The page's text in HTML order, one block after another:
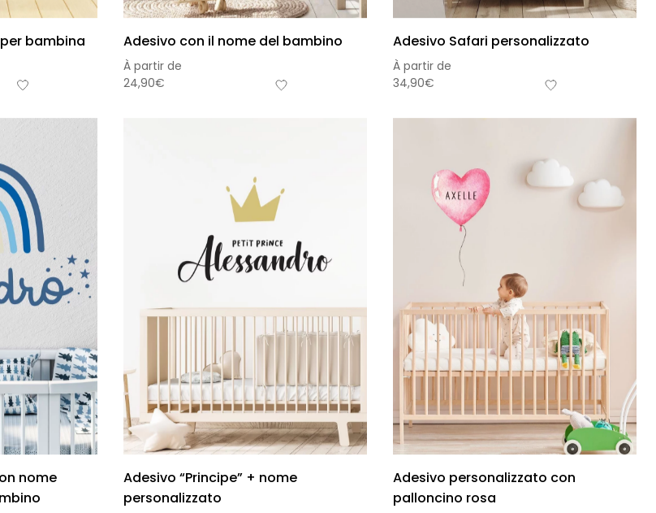
bambina Adesivo con il nome del bambino
À partir de
24,90€
Adesivo Safari personalizzato
À partir de
34,90€
nome
Adesivo “Principe” + nome
personalizzato
Adesivo personalizzato con
palloncino rosa